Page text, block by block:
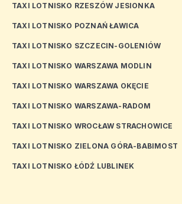
TAXI LOTNISKO RZESZÓW JESIONKA
TAXI LOTNISKO POZNAŃ ŁAWICA
TAXI LOTNISKO SZCZECIN-GOLENIÓW
TAXI LOTNISKO WARSZAWA MODLIN
TAXI LOTNISKO WARSZAWA OKĘCIE
TAXI LOTNISKO WARSZAWA-RADOM
TAXI LOTNISKO WROCŁAW STRACHOWICE
TAXI LOTNISKO ZIELONA GÓRA-BABIMOST
TAXI LOTNISKO ŁÓDŹ LUBLINEK